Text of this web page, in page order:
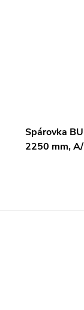
Spárovka
2250 mm,